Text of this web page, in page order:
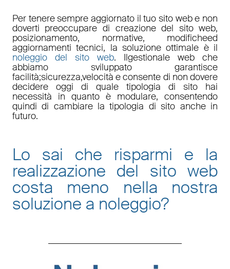
Per tenere sempre aggiornato il tuo sito web e non
doverti preoccupare di creazione del sito web,
posizionamento, normative, modificheed
aggiornamenti tecnici, la soluzione ottimale è il
noleggio del sito web. Ilgestionale webche
abbiamo sviluppato garantisce
facilità;sicurezza,velocità e consente di non dovere
decidere oggi di quale tipologia di sito hai
necessità in quanto è modulare, consentendo
quindi di cambiare la tipologia di sito anche in
futuro.
Lo sai che risparmi e la
realizzazione del sito web
costa meno nella nostra
soluzione a noleggio?